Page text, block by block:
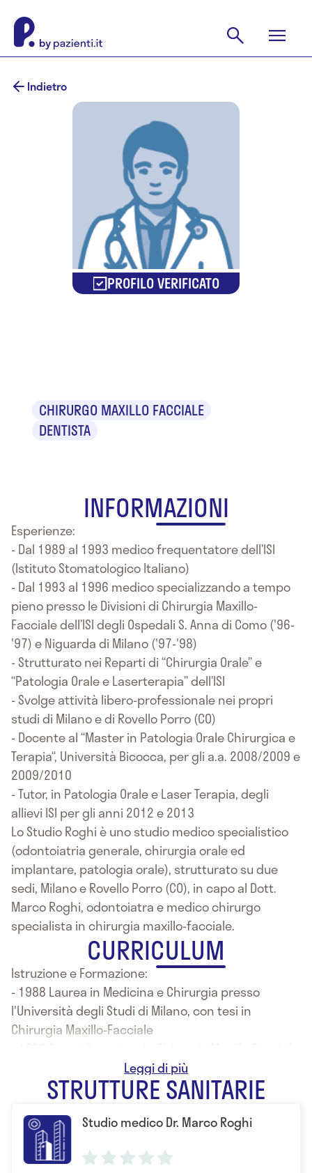
Indietro
PROFILO VERIFICATO
CHIRURGO MAXILLO FACCIALE
DENTISTA
INFORMAZIONI
Esperienze:
- Dal 1989 al 1993 medico frequentatore dell’ISI
(Istituto Stomatologico Italiano)
- Dal 1993 al 1996 medico specializzando a tempo
pieno presso le Divisioni di Chirurgia Maxillo-
Facciale dell’ISI degli Ospedali S. Anna di Como ('96-
'97) e Niguarda di Milano ('97-'98)
- Strutturato nei Reparti di “Chirurgia Orale” e
“Patologia Orale e Laserterapia” dell’ISI
- Svolge attività libero-professionale nei propri
studi di Milano e di Rovello Porro (CO)
- Docente al “Master in Patologia Orale Chirurgica e
Terapia“, Università Bicocca, per gli a.a. 2008/2009 e
2009/2010
- Tutor, in Patologia Orale e Laser Terapia, degli
allievi ISI per gli anni 2012 e 2013
Lo Studio Roghi è uno studio medico specialistico
(odontoiatria generale, chirurgia orale ed
implantare, patologia orale), strutturato su due
sedi, Milano e Rovello Porro (CO), in capo al Dott.
Marco Roghi, odontoiatra e medico chirurgo
specialista in chirurgia maxillo-facciale.
CURRICULUM
Istruzione e Formazione:
- 1988 Laurea in Medicina e Chirurgia presso
l'Università degli Studi di Milano, con tesi in
Chirurgia Maxillo-Facciale
presso l'Università degli Studi di Milano
- 2003 Corso di formazione in Odontoiatria presso
l'Università degli Studi di Milano
- 2006 Corso di perfezionamento in “Patologia
Orale” presso l'Università degli Studi di Firenze
- 2008 Corso di perfezionamento in “Chirurgia Orale
STRUTTURE SANITARIE
Studio medico Dr. Marco Roghi